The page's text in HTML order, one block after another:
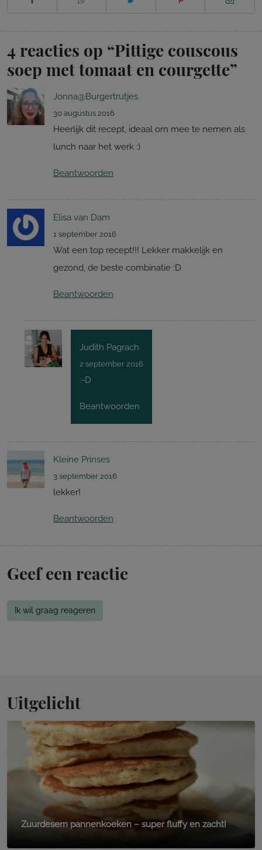
4 reacties op “Pittige couscous
soep met tomaat en courgette”
Jonna@Burgertrutjes
30 augustus 2016
Heerlijk dit recept, ideaal om mee te nemen als
lunch naar het werk :)
Beantwoorden
Elisa van Dam
1 september 2016
Wat een top recept!!! Lekker makkelijk en
gezond, de beste combinatie :D
Beantwoorden
Judith Pagrach
2 september 2016
:-D
Beantwoorden
Kleine Prinses
3 september 2016
lekker!
Beantwoorden
Geef een reactie
Ik wil graag reageren
Uitgelicht
Zuurdesem pannenkoeken – super fluffy en zacht!